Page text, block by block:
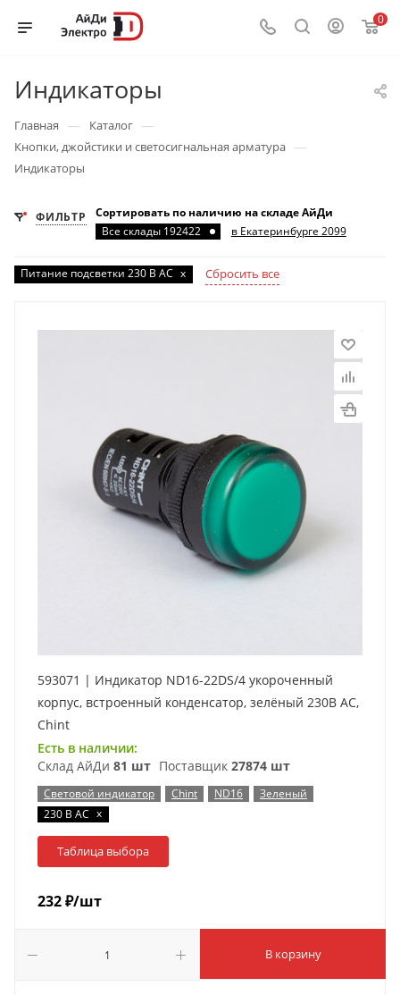
0
Индикаторы
Главная — Каталог —
Кнопки, джойстики и светосигнальная арматура —
Индикаторы
ФИЛЬТР
Сортировать по наличию на складе АйДи
Все склады 192422
в Екатеринбурге 2099
Питание подсветки 230 В AC x Сбросить все
593071 | Индикатор ND16-22DS/4 укороченный
корпус, встроенный конденсатор, зелёный 230В АС,
Chint
Есть в наличии:
Склад АйДи 81 шт Поставщик 27874 шт
Световой индикатор Chint ND16
Зеленый
230 В AC x
Таблица выбора
232₽/шт
В корзину